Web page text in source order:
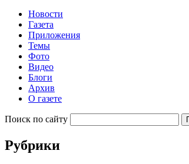
Новости
Газета
Приложения
Темы
Фото
Видео
Блоги
Архив
О газете
Поиск по сайту
Рубрики